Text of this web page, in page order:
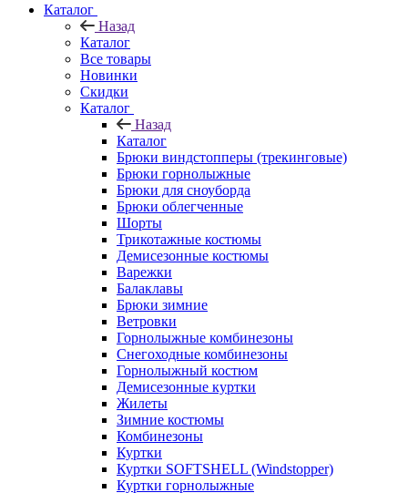
Каталог
Назад
Каталог
Все товары
Новинки
Скидки
Каталог
Назад
Каталог
Брюки виндстопперы (трекинговые)
Брюки горнолыжные
Брюки для сноуборда
Брюки облегченные
Шорты
Трикотажные костюмы
Демисезонные костюмы
Варежки
Балаклавы
Брюки зимние
Ветровки
Горнолыжные комбинезоны
Снегоходные комбинезоны
Горнолыжный костюм
Демисезонные куртки
Жилеты
Зимние костюмы
Комбинезоны
Куртки
Куртки SOFTSHELL (Windstopper)
Куртки горнолыжные